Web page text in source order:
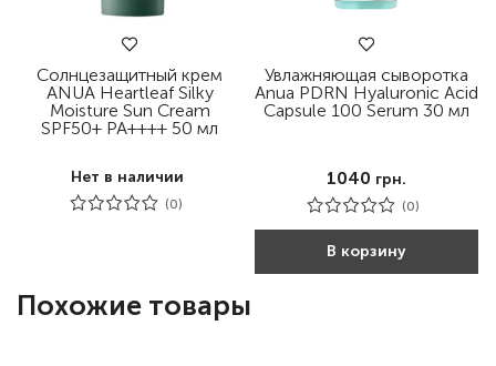
Солнцезащитный крем
ANUA Heartleaf Silky
Moisture Sun Cream
SPF50+ PA++++ 50 мл
Нет в наличии
(0)
Увлажняющая сыворотка
Anua PDRN Hyaluronic Acid
Capsule 100 Serum 30 мл
1040 грн.
(0)
В корзину
Похожие товары